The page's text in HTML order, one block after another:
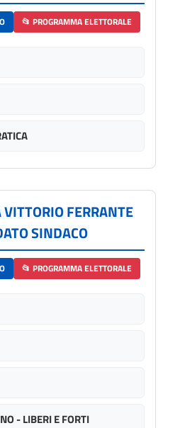
📂 PROGRAMMA ELETTORALE
FERRANTE
SINDACO
📂 PROGRAMMA ELETTORALE
- LIBERI E FORTI